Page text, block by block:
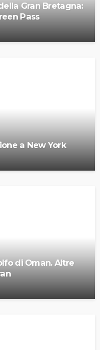
Gran Bretagna:
Pass
a New York
di Oman. Altre